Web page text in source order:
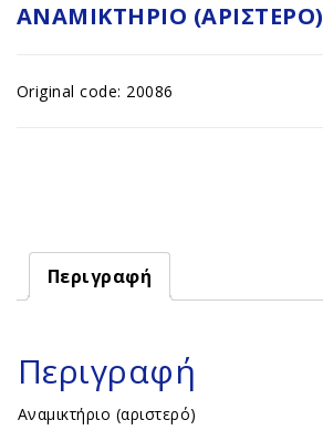
ΑΝΑΜΙΚΤΉΡΙΟ (ΑΡΙΣΤΕΡΌ)
Original code: 20086
Περιγραφή
Περιγραφή
Αναμικτήριο (αριστερό)